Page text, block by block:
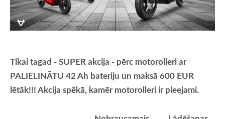
Tikai tagad - SUPER akcija - pērc motorolleri ar
PALIELINĀTU 42 Ah bateriju un maksā 600 EUR
lētāk!!! Akcija spēkā, kamēr motorolleri ir pieejami.